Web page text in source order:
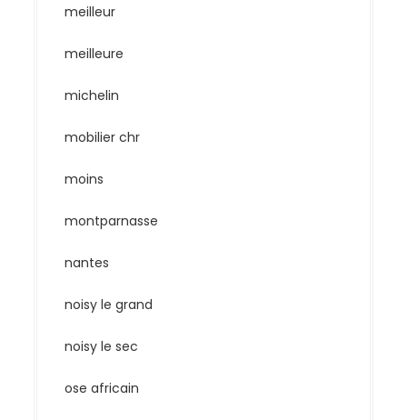
meilleur
meilleure
michelin
mobilier chr
moins
montparnasse
nantes
noisy le grand
noisy le sec
ose africain